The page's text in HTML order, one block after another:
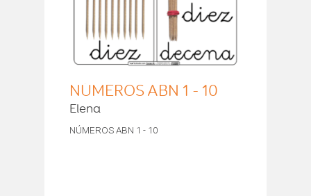
NÚMEROS ABN 1 - 10
Elena
NÚMEROS ABN 1 - 10